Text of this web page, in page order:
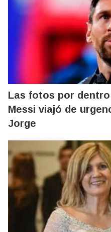
Las fotos por
Messi viajó de
Jorge